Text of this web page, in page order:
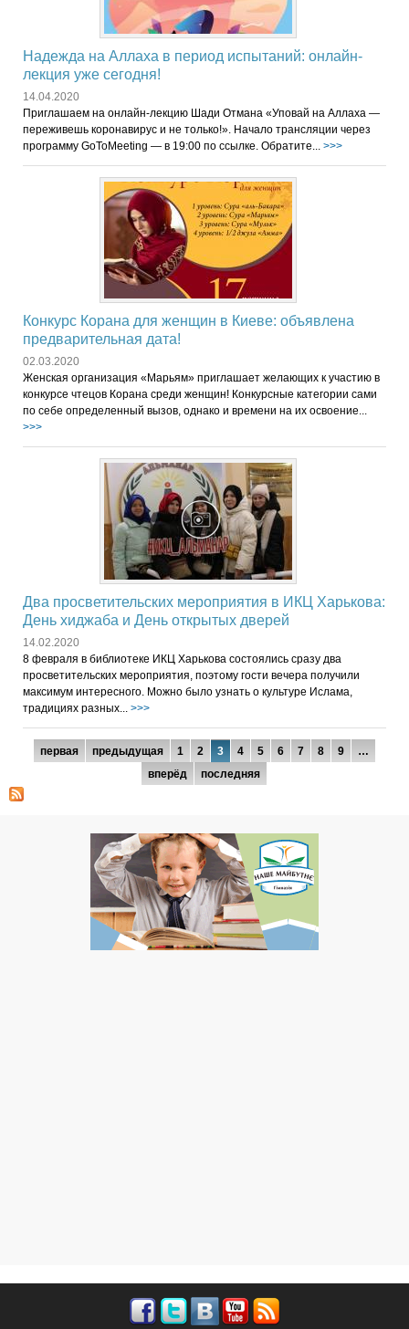
Надежда на Аллаха в период испытаний: онлайн-
лекция уже сегодня!
14.04.2020
Приглашаем на онлайн-лекцию Шади Отмана «Уповай на Аллаха —
переживешь коронавирус и не только!». Начало трансляции через
программу GoToMeeting — в 19:00 по ссылке. Обратите... >>>
Конкурс Корана для женщин в Киеве: объявлена
предварительная дата!
02.03.2020
Женская организация «Марьям» приглашает желающих к участию в
конкурсе чтецов Корана среди женщин! Конкурсные категории сами
по себе определенный вызов, однако и времени на их освоение...
>>>
Два просветительских мероприятия в ИКЦ Харькова:
День хиджаба и День открытых дверей
14.02.2020
8 февраля в библиотеке ИКЦ Харькова состоялись сразу два
просветительских мероприятия, поэтому гости вечера получили
максимум интересного. Можно было узнать о культуре Ислама,
традициях разных... >>>
Страницы
первая предыдущая 1 2 3 4 5 6 7 8 9
…
вперёд
последняя